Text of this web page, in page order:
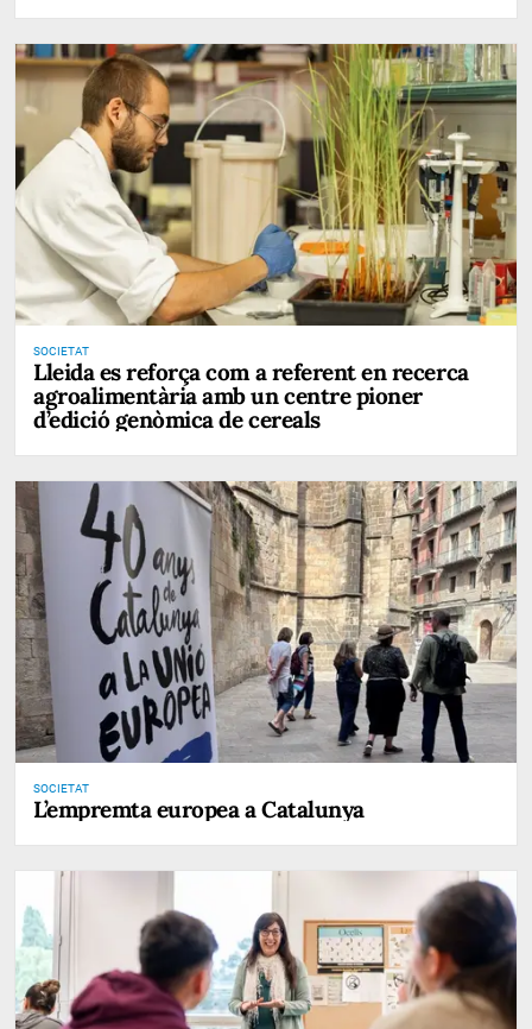
SOCIETAT
Lleida es reforça com a referent en recerca
agroalimentària amb un centre pioner
d’edició genòmica de cereals
SOCIETAT
L’empremta europea a Catalunya